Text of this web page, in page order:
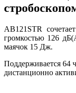
AB121STR
громкостью 126
маячок 15 Дж.
Поддерживается 64
дистанционно